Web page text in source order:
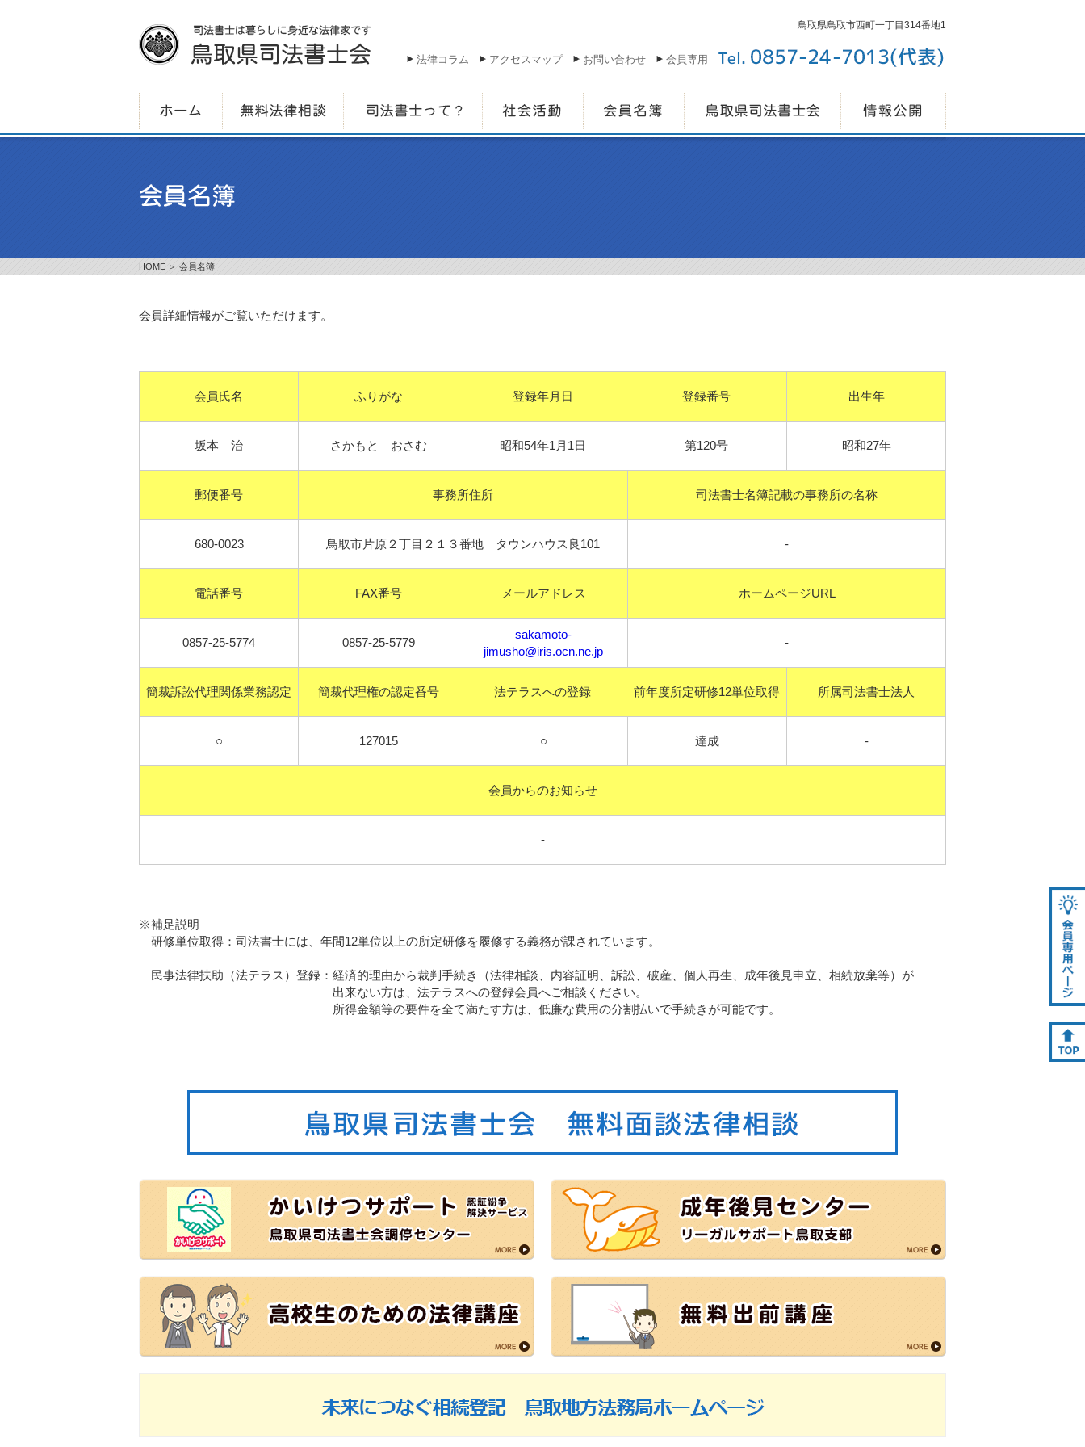
鳥取県鳥取市西町一丁目314番地1
法律コラム アクセスマップ お問い合わせ 会員専用
HOME ＞ 会員名簿
会員詳細情報がご覧いただけます。
会員氏名 ふりがな 登録年月日 登録番号 出生年
坂本 治 さかもと おさむ 昭和54年1月1日 第120号 昭和27年
郵便番号 事務所住所 司法書士名簿記載の事務所の名称
680-0023 鳥取市片原２丁目２１３番地 タウンハウス良101 -
電話番号 FAX番号 メールアドレス ホームページURL
0857-25-5774 0857-25-5779
sakamoto-
jimusho@iris.ocn.ne.jp
-
簡裁訴訟代理関係業務認定 簡裁代理権の認定番号 法テラスへの登録 前年度所定研修12単位取得 所属司法書士法人
○ 127015 ○ 達成 -
会員からのお知らせ
-
※補足説明
研修単位取得：司法書士には、年間12単位以上の所定研修を履修する義務が課されています。
民事法律扶助（法テラス）登録：経済的理由から裁判手続き（法律相談、内容証明、訴訟、破産、個人再生、成年後見申立、相続放棄等）が
出来ない方は、法テラスへの登録会員へご相談ください。
所得金額等の要件を全て満たす方は、低廉な費用の分割払いで手続きが可能です。